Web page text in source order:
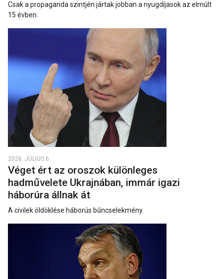
Csak a propaganda szintjén jártak jobban a nyugdíjasok az elmúlt
15 évben.
2026. JÚLIUS 6.
Véget ért az oroszok különleges
hadművelete Ukrajnában, immár igazi
háborúra állnak át
A civilek öldöklése háborús bűncselekmény.